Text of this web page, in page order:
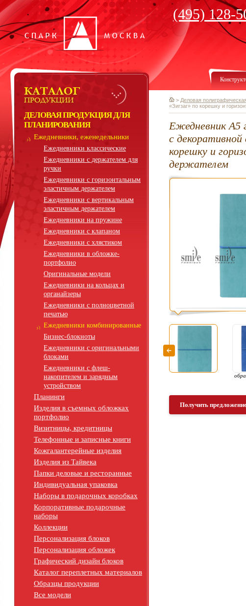
(495) 128-
ДЕЛОВАЯ ПРОДУКЦИЯ ДЛЯ
ПЛАНИРОВАНИЯ
Ежедневники, еженедельники
Ежедневники классические
Ежедневники с держателем для
ручки
Ежедневники с горизонтальным
эластичным держателем
Ежедневники с вертикальным
эластичным держателем
Ежедневники на пружине
Ежедневники с клапаном
Ежедневники с хлястиком
Ежедневники в обложке-
портфолио
Оригинальные модели
Ежедневники на кольцах и
органайзеры
Ежедневники с полноцветной
печатью
Ежедневники комбинированные
Бизнес-блокноты
Ежедневники с оригинальными
блоками
Ежедневники с флеш-
накопителем и зарядным
устройством
Планинги
Изделия в съемных обложках
портфолио
Визитницы, кредитницы
Телефонные и записные книги
Кожгалантерейные изделия
Изделия из Тайвека
Папки деловые и ресторанные
Индивидуальная упаковка
Наборы в подарочных коробках
Корпоративные подарочные
наборы
Коллекции
Персонализация блоков
Персонализация обложек
Графический дизайн блоков
Каталог переплетных материалов
Образцы продукции
Все модели
> Деловая
«Зигзаг» по корешку и
Ежедневник А5
с декоративной
корешку и
держателем
Получить